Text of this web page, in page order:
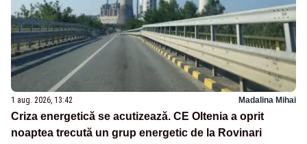
1 aug. 2026, 13:42 Madalina Mihai
Criza energetică se acutizează. CE Oltenia a oprit
noaptea trecută un grup energetic de la Rovinari